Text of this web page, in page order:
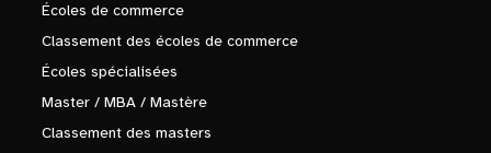
Écoles de commerce
Classement des écoles de commerce
Écoles spécialisées
Master / MBA / Mastère
Classement des masters